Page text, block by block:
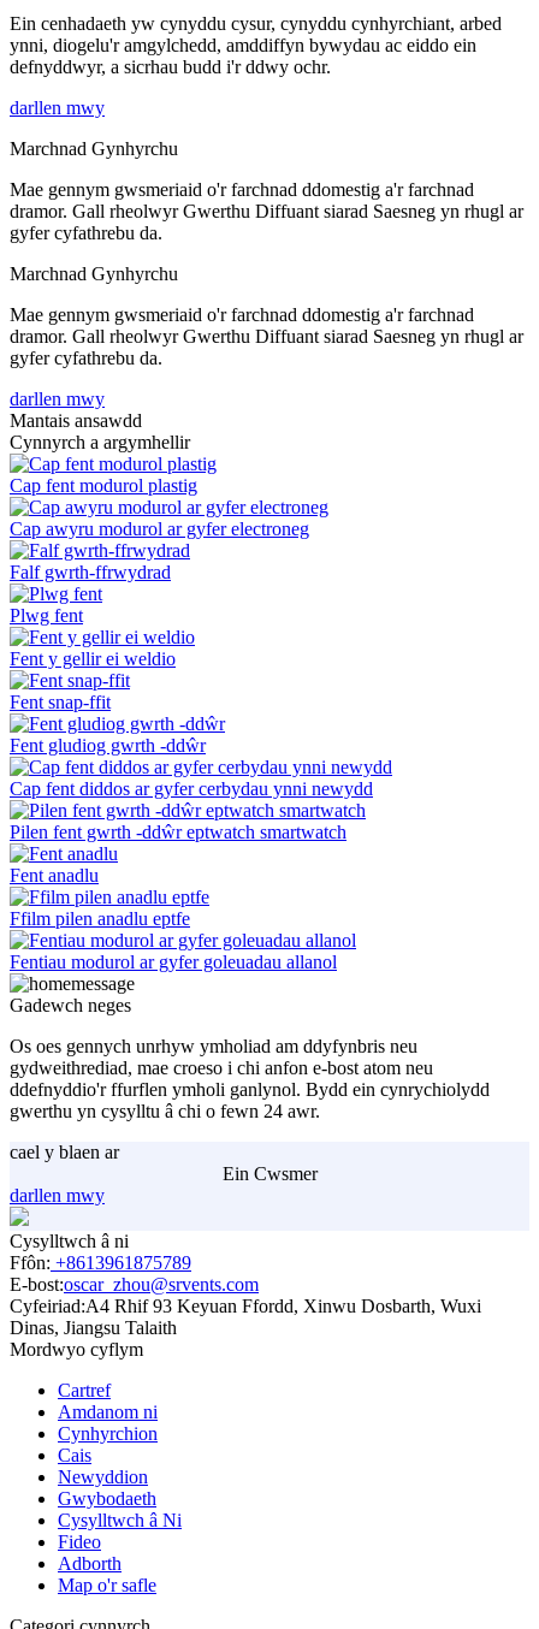
Ein cenhadaeth yw cynyddu cysur, cynyddu cynhyrchiant, arbed
ynni, diogelu'r amgylchedd, amddiffyn bywydau ac eiddo ein
defnyddwyr, a sicrhau budd i'r ddwy ochr.
darllen mwy
Marchnad Gynhyrchu
Mae gennym gwsmeriaid o'r farchnad ddomestig a'r farchnad
dramor. Gall rheolwyr Gwerthu Diffuant siarad Saesneg yn rhugl ar
gyfer cyfathrebu da.
Marchnad Gynhyrchu
Mae gennym gwsmeriaid o'r farchnad ddomestig a'r farchnad
dramor. Gall rheolwyr Gwerthu Diffuant siarad Saesneg yn rhugl ar
gyfer cyfathrebu da.
darllen mwy
Mantais ansawdd
Cynnyrch a argymhellir
Cap fent modurol plastig
Cap awyru modurol ar gyfer electroneg
Falf gwrth-ffrwydrad
Plwg fent
Fent y gellir ei weldio
Fent snap-ffit
Fent gludiog gwrth -ddŵr
Cap fent diddos ar gyfer cerbydau ynni newydd
Pilen fent gwrth -ddŵr eptwatch smartwatch
Fent anadlu
Ffilm pilen anadlu eptfe
Fentiau modurol ar gyfer goleuadau allanol
Gadewch neges
Os oes gennych unrhyw ymholiad am ddyfynbris neu
gydweithrediad, mae croeso i chi anfon e-bost atom neu
ddefnyddio'r ffurflen ymholi ganlynol. Bydd ein cynrychiolydd
gwerthu yn cysylltu â chi o fewn 24 awr.
cael y blaen ar
Ein Cwsmer
darllen mwy
Cysylltwch â ni
Ffôn: +8613961875789
E-bost:oscar_zhou@srvents.com
Cyfeiriad:A4 Rhif 93 Keyuan Ffordd, Xinwu Dosbarth, Wuxi
Dinas, Jiangsu Talaith
Mordwyo cyflym
Cartref
Amdanom ni
Cynhyrchion
Cais
Newyddion
Gwybodaeth
Cysylltwch â Ni
Fideo
Adborth
Map o'r safle